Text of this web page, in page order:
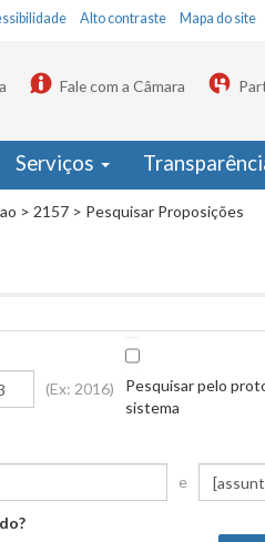
Alto contraste Mapa do site
Fale com a Câmara
Serviços
> 2157 > Pesquisar Proposições
(Ex: 2016)
Pesquisar pelo
sistema
e